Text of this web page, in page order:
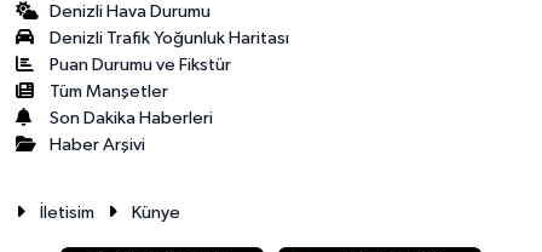
Denizli Hava Durumu
Denizli Trafik Yoğunluk Haritası
Puan Durumu ve Fikstür
Tüm Manşetler
Son Dakika Haberleri
Haber Arşivi
İletisim Künye